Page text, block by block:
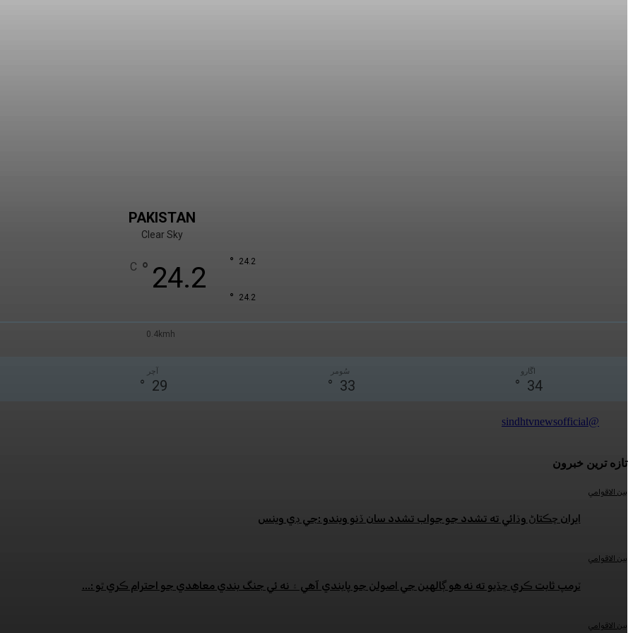
PAKISTAN
Clear Sky
24.2
°
C 24.2
°
24.2
°
0.4kmh
آچر
29
°
سُومر
33
°
اڱارو
34
°
@sindhtvnewsofficial
تازه ترين خبرون
بين الاقوامي
ايران ڇڪتاڻ وڌائي ته تشدد جو جواب تشدد سان ڏنو ويندو :جي ڊي وينس
بين الاقوامي
ٽرمپ ثابت ڪري ڇڏيو ته نه هو ڳالهين جي اصولن جو پابندي آهي ۽ نه ئي جنگ بندي معاهدي جو احترام ڪري ٿو :...
بين الاقوامي